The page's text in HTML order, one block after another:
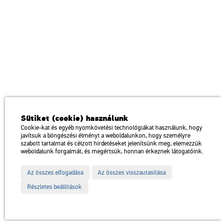
a Magyar Művészeti Akadémia intézménye
1146 Budapest, Dózsa György út 37.
Megközelíthető: Millenniumi Földalatti Vasút – Hősök tere megálló
Trolibusz: 75, 79 / Autóbusz: 20, 30, 105
Impresszum Sitemap Adatvédelem
térkép
Sütiket (cookie) használunk
Cookie-kat és egyéb nyomkövetési technológiákat használunk, hogy
javítsuk a böngészési élményt a weboldalunkon, hogy személyre
szabott tartalmat és célzott hirdetéseket jelenítsünk meg, elemezzük
weboldalunk forgalmát, és megértsük, honnan érkeznek látogatóink.
Az összes elfogadása
Az összes visszautasítása
Részletes beállítások